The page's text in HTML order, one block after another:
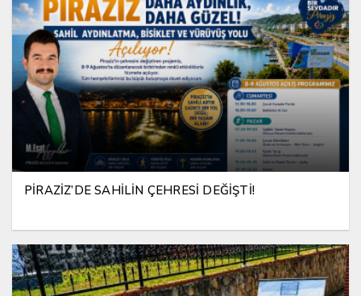
PİRAZİZ’DE SAHİLİN ÇEHRESİ DEĞİŞTİ!